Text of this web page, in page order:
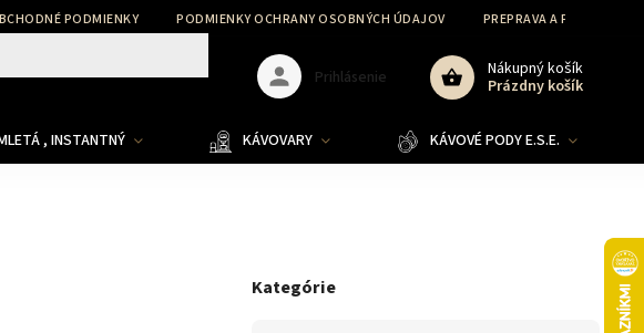
PODMIENKY PODMIENKY OCHRANY OSOBNÝCH ÚDAJOV PREPRAVA A PLATBA
Nákupný košík
Prázdny košík
Prihlásenie
, INSTANTNÝ KÁVOVARY KÁVOVÉ PODY E.S.E.
Kategórie